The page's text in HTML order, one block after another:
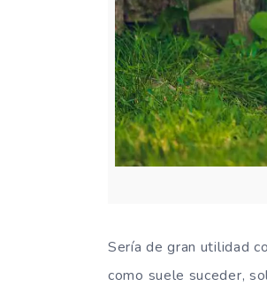
Sería de gran utilidad
como suele suceder,